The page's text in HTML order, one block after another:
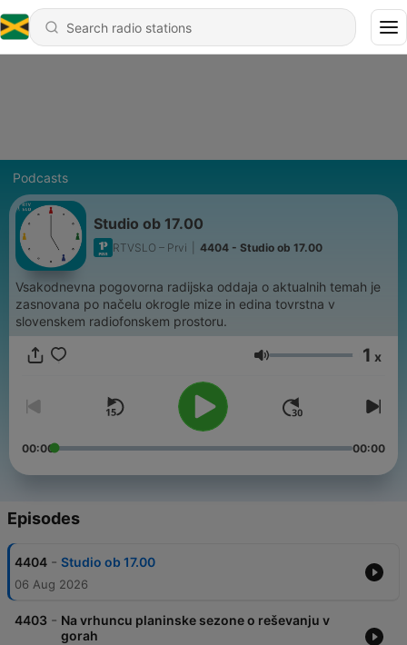
Podcasts
Studio ob 17.00
RTVSLO – Prvi 4404 - Studio ob 17.00
Vsakodnevna pogovorna radijska oddaja o aktualnih temah je
zasnovana po načelu okrogle mize in edina tovrstna v
slovenskem radiofonskem prostoru.
Volume 1 x
00:00 00:00
Episodes
4404 - Studio ob 17.00
06 Aug 2026
4403 - Na vrhuncu planinske sezone o reševanju v
gorah